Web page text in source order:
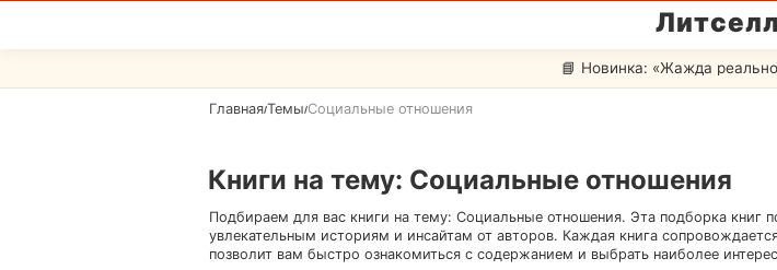
📘 Новинка: «Жажда
Главная/Темы/Социальные отношения
Книги на тему: Социальные отношения
Подбираем для вас книги на тему: Социальные отношения. Эта подборка книг
увлекательным историям и инсайтам от авторов. Каждая книга
позволит вам быстро ознакомиться с содержанием и выбрать наиболее